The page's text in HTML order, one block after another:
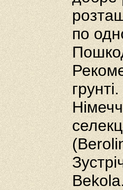
по